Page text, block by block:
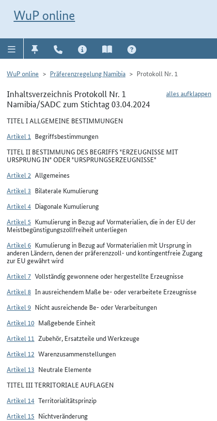
WuP online
WuP online Präferenzregelung Namibia Protokoll Nr. 1
alles aufklappen
Inhaltsverzeichnis Protokoll Nr. 1
Namibia/SADC zum Stichtag 03.04.2024
TITEL I ALLGEMEINE BESTIMMUNGEN
Artikel 1 Begriffsbestimmungen
TITEL II BESTIMMUNG DES BEGRIFFS "ERZEUGNISSE MIT
URSPRUNG IN" ODER "URSPRUNGSERZEUGNISSE"
Artikel 2 Allgemeines
Artikel 3 Bilaterale Kumulierung
Artikel 4 Diagonale Kumulierung
Artikel 5 Kumulierung in Bezug auf Vormaterialien, die in der EU der
Meistbegünstigungszollfreiheit unterliegen
Artikel 6 Kumulierung in Bezug auf Vormaterialien mit Ursprung in
anderen Ländern, denen der präferenzzoll- und kontingentfreie Zugang
zur EU gewährt wird
Artikel 7 Vollständig gewonnene oder hergestellte Erzeugnisse
Artikel 8 In ausreichendem Maße be- oder verarbeitete Erzeugnisse
Artikel 9 Nicht ausreichende Be- oder Verarbeitungen
Artikel 10 Maßgebende Einheit
Artikel 11 Zubehör, Ersatzteile und Werkzeuge
Artikel 12 Warenzusammenstellungen
Artikel 13 Neutrale Elemente
TITEL III TERRITORIALE AUFLAGEN
Artikel 14 Territorialitätsprinzip
Artikel 15 Nichtveränderung